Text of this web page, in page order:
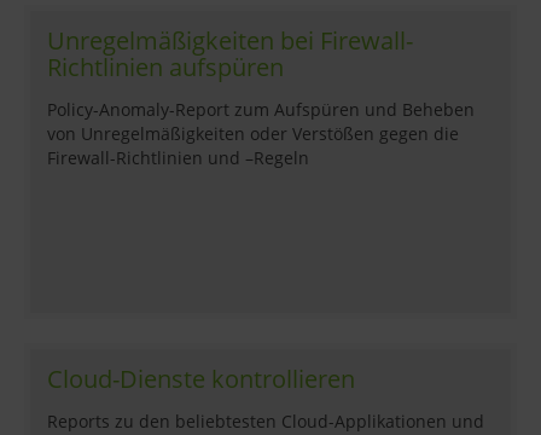
Unregelmäßigkeiten bei Firewall-
Richtlinien aufspüren
Policy-Anomaly-Report zum Aufspüren und Beheben
von Unregelmäßigkeiten oder Verstößen gegen die
Firewall-Richtlinien und –Regeln
Cloud-Dienste kontrollieren
Reports zu den beliebtesten Cloud-Applikationen und